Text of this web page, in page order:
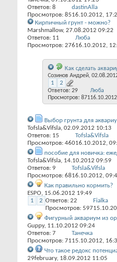
Ответов: 8
Просмотров: 85
dastinAlla
16.10.2012,
Кирпичный грунт - можно?
Marshmallow, 27.08.2012 09:22
Ответов: 11
Просмотров: 276
Люба
16.10.2012,
Как сделать
Созинов Андрей,
1 2
Ответов: 29
Просмотров: 871
Люба
Выбор грунта для
Tofsla&Vifsla, 02.09.2012 10:13
Ответов: 15
Просмотров: 460
Tofsla&Vifsla
16.10.2012,
пособие для новичка:
Tofsla&Vifsla, 14.10.2012 09:59
Ответов: 9
Просмотров: 68
Tofsla&Vifsla
16.10.2012,
Как правильно кормить?
ESPO, 15.06.2012 19:49
1
2 Ответов: 22
Просмотров: 597
Fialka
Фигурный аквариум из
Guppy, 11.10.2012 09:24
Ответов: 7
Просмотров: 71
Танечка
15.10.2012,
Что такое редокс
29february, 18.09.2012 11:05